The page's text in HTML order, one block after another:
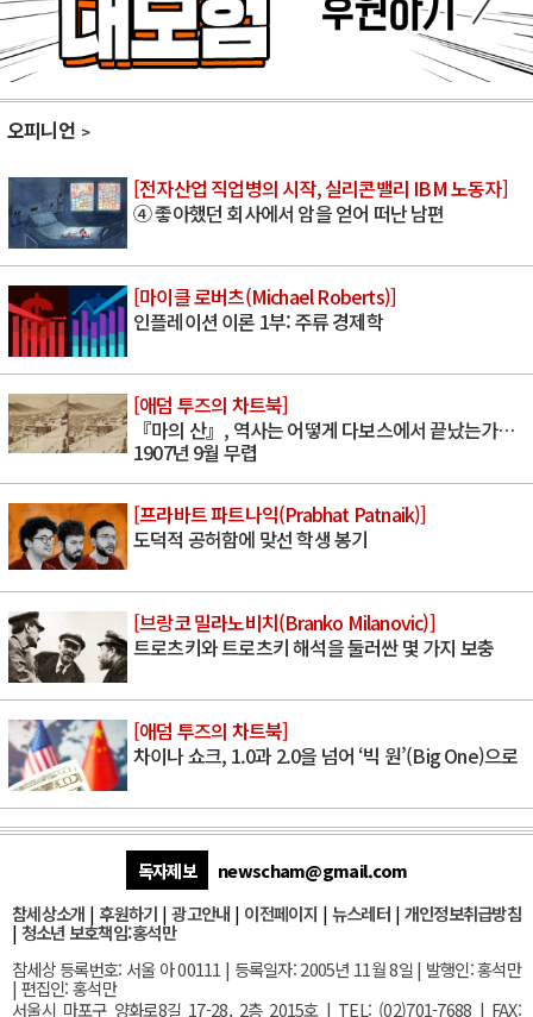
오피니언
[전자산업 직업병의 시작, 실리콘밸리 IBM 노동자]
④ 좋아했던 회사에서 암을 얻어 떠난 남편
[마이클 로버츠(Michael Roberts)]
인플레이션 이론 1부: 주류 경제학
[애덤 투즈의 차트북]
『마의 산』, 역사는 어떻게 다보스에서 끝났는가…
1907년 9월 무렵
[프라바트 파트나익(Prabhat Patnaik)]
도덕적 공허함에 맞선 학생 봉기
[브랑코 밀라노비치(Branko Milanovic)]
트로츠키와 트로츠키 해석을 둘러싼 몇 가지 보충
[애덤 투즈의 차트북]
차이나 쇼크, 1.0과 2.0을 넘어 ‘빅 원’(Big One)으로
독자제보
newscham@gmail.com
참세상소개 | 후원하기 |광고안내 | 이전페이지 | 뉴스레터| 개인정보취급방침
| 청소년 보호책임:홍석만
참세상 등록번호: 서울 아 00111 | 등록일자: 2005년 11월 8일 | 발행인: 홍석만
| 편집인: 홍석만
서울시 마포구 양화로8길 17-28, 2층 2015호| TEL: (02)701-7688 | FAX: